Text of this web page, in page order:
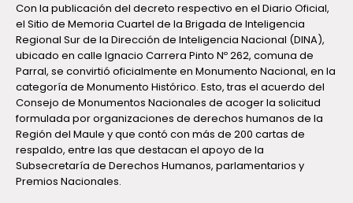
Con la publicación del decreto respectivo en el Diario Oficial,
el Sitio de Memoria Cuartel de la Brigada de Inteligencia
Regional Sur de la Dirección de Inteligencia Nacional (DINA),
ubicado en calle Ignacio Carrera Pinto Nº 262, comuna de
Parral, se convirtió oficialmente en Monumento Nacional, en la
categoría de Monumento Histórico. Esto, tras el acuerdo del
Consejo de Monumentos Nacionales de acoger la solicitud
formulada por organizaciones de derechos humanos de la
Región del Maule y que contó con más de 200 cartas de
respaldo, entre las que destacan el apoyo de la
Subsecretaría de Derechos Humanos, parlamentarios y
Premios Nacionales.